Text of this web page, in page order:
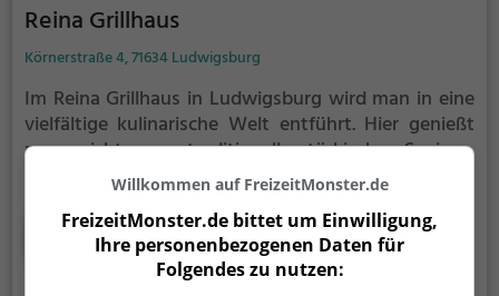
Reina Grillhaus
Körnerstraße 4, 71634 Ludwigsburg
Im Reina Grillhaus in Ludwigsburg wird man in eine
vielfältige kulinarische Welt entführt. Hier genießt
man nicht nur traditionelle türkische Speisen,
sondern auch köstliche europäische und
mediterrane Gerichte. Gesunde und halal-
zertifizierte Optionen stehen ebenfalls auf der
Speisekarte und sogar ein reichhaltiges
Frühstücksangebot erwartet die Gäste. Die
Mehr erfahren
Willkommen auf FreizeitMonster.de
FreizeitMonster.de bittet um Einwilligung,
Ihre personenbezogenen Daten für
Folgendes zu nutzen: